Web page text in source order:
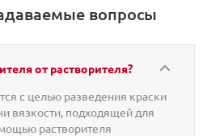
вопросы
от растворителя?
с целью разведения краски
вязкости, подходящей для
растворителя